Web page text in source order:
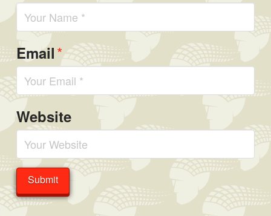
Email*
Website